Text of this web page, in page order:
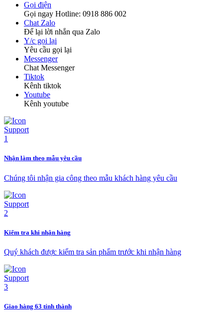
Gọi điện
Gọi ngay Hotline: 0918 886 002
Chat Zalo
Để lại lời nhắn qua Zalo
Y/c gọi lại
Yêu cầu gọi lại
Messenger
Chat Messenger
Tiktok
Kênh tiktok
Youtube
Kênh youtube
Nhận làm theo mẫu yêu cầu
Chúng tôi nhận gia công theo mẫu khách hàng yêu cầu
Kiểm tra khi nhận hàng
Quý khách được kiểm tra sản phẩm trước khi nhận hàng
Giao hàng 63 tỉnh thành